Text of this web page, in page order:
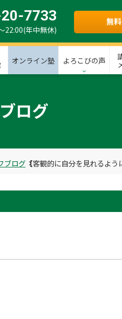
7733
22:00(年中無休)
無
オンライン塾 よろこびの声
ログ
ブログ 【客観的に自分を見れるよう